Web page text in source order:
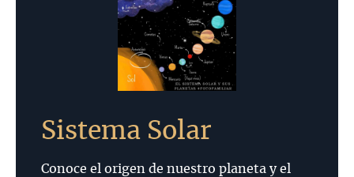
Sistema Solar
Conoce el origen de nuestro planeta y el